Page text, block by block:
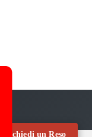
Richiedi un Reso